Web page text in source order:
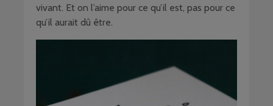
vivant. Et on l’aime pour ce qu’il est, pas pour ce
qu’il aurait dû être.